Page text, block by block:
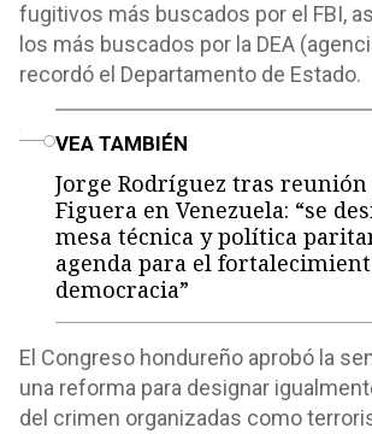
fugitivos más buscados por el FBI,
los más buscados por la DEA
recordó el Departamento de Estado.
VEA TAMBIÉN
Jorge Rodríguez tras
Figuera en Venezuela: “se
mesa técnica y política
agenda para el
democracia”
El Congreso hondureño aprobó la
una reforma para designar
del crimen organizadas como